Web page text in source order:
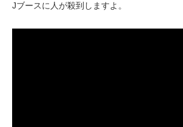
Jブースに人が殺到しますよ。